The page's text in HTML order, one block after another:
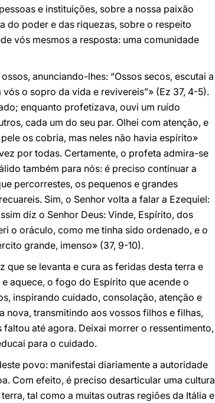
e instituições, sobre a nossa paixão
do poder e das riquezas, sobre o respeito
vós mesmos a resposta: uma comunidade
anunciando-lhes: “Ossos secos, escutai a
o sopro da vida e revivereis”» (Ez 37, 4-5).
enquanto profetizava, ouvi um ruído
cada um do seu par. Olhei com atenção, e
os cobria, mas neles não havia espírito»
por todas. Certamente, o profeta admira-se
também para nós: é preciso continuar a
percorrestes, os pequenos e grandes
Sim, o Senhor volta a falar a Ezequiel:
diz o Senhor Deus: Vinde, Espírito, dos
o oráculo, como me tinha sido ordenado, e o
grande, imenso» (37, 9-10).
que se levanta e cura as feridas desta terra e
aquece, o fogo do Espírito que acende o
inspirando cuidado, consolação, atenção e
nova, transmitindo aos vossos filhos e filhas,
até agora. Deixai morrer o ressentimento,
para o cuidado.
povo: manifestai diariamente a autoridade
Com efeito, é preciso desarticular uma cultura
tal como a muitas outras regiões da Itália e